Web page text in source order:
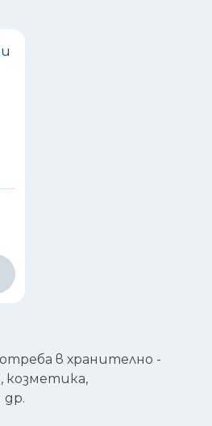
в хранително -
козметика,
др.